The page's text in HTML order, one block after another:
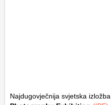
Najdugovječnija svjetska izložba